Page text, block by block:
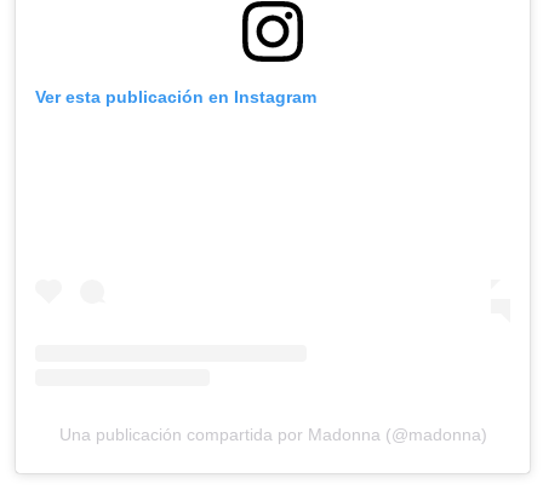
Ver esta publicación en Instagram
Una publicación compartida por Madonna (@madonna)